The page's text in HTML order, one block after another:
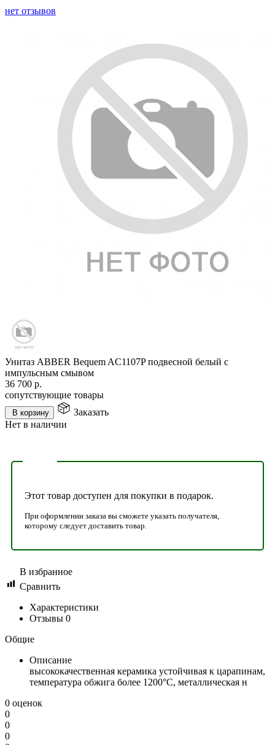
нет отзывов
Унитаз ABBER Bequem AC1107P подвесной белый с
импульсным смывом
36 700 р.
сопутствующие товары
В корзину
Заказать
Нет в наличии
Этот товар доступен для покупки в подарок.
При оформлении заказа вы сможете указать получателя,
которому следует доставить товар.
В избранное
Сравнить
Характеристики
Отзывы 0
Общие
Описание
высококачественная керамика устойчивая к царапинам,
температура обжига более 1200°C, металлическая н
0 оценок
0
0
0